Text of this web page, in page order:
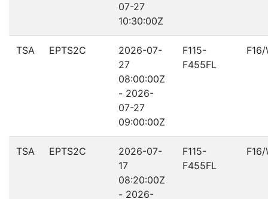
07-27
10:30:00Z
TSA EPTS2C
2026-07-
27
08:00:00Z
- 2026-
07-27
09:00:00Z
F115-
F455FL
F16/
TSA EPTS2C
2026-07-
17
08:20:00Z
- 2026-
F115-
F455FL
F16/